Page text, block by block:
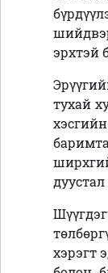
эрхтэй
тухай
хэрэгт